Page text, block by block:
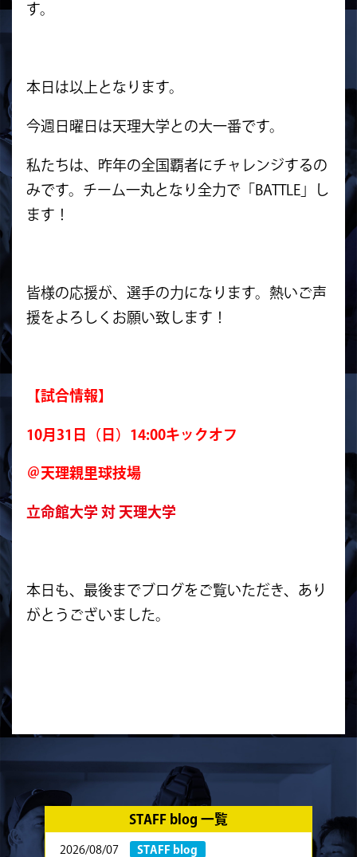
す。
本日は以上となります。
今週日曜日は天理大学との大一番です。
私たちは、昨年の全国覇者にチャレンジするの
みです。チーム一丸となり全力で「BATTLE」し
ます！
皆様の応援が、選手の力になります。熱いご声
援をよろしくお願い致します！
【試合情報】
10月31日（日）14:00キックオフ
＠天理親里球技場
立命館大学 対 天理大学
本日も、最後までブログをご覧いただき、あり
がとうございました。
STAFF blog 一覧
2026/08/07
STAFF blog